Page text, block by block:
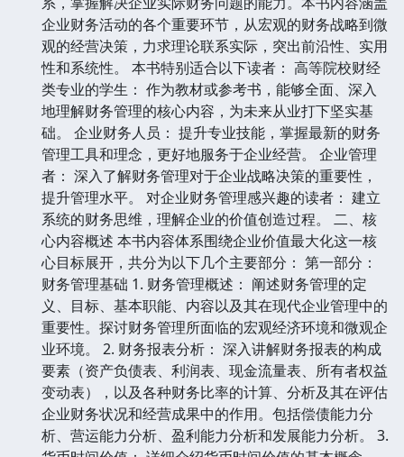
企业财务活动的各个重要环节，从宏观的财务战略到微
观的经营决策，力求理论联系实际，突出前沿性、实用
性和系统性。 本书特别适合以下读者： 高等院校财经
类专业的学生： 作为教材或参考书，能够全面、深入
地理解财务管理的核心内容，为未来从业打下坚实基
础。 企业财务人员： 提升专业技能，掌握最新的财务
管理工具和理念，更好地服务于企业经营。 企业管理
者： 深入了解财务管理对于企业战略决策的重要性，
提升管理水平。 对企业财务管理感兴趣的读者： 建立
系统的财务思维，理解企业的价值创造过程。 二、核
心内容概述 本书内容体系围绕企业价值最大化这一核
心目标展开，共分为以下几个主要部分： 第一部分：
财务管理基础 1. 财务管理概述： 阐述财务管理的定
义、目标、基本职能、内容以及其在现代企业管理中的
重要性。探讨财务管理所面临的宏观经济环境和微观企
业环境。 2. 财务报表分析： 深入讲解财务报表的构成
要素（资产负债表、利润表、现金流量表、所有者权益
变动表），以及各种财务比率的计算、分析及其在评估
企业财务状况和经营成果中的作用。包括偿债能力分
析、营运能力分析、盈利能力分析和发展能力分析。 3.